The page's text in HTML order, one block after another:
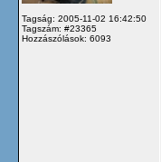
Tagság: 2005-11-02 16:42:50
Tagszám: #23365
Hozzászólások: 6093